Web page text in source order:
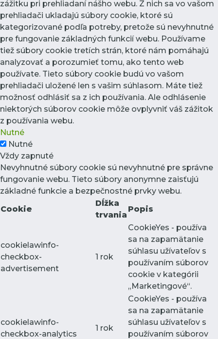
zážitku pri prehliadaní nášho webu. Z nich sa vo vašom
prehliadači ukladajú súbory cookie, ktoré sú
kategorizované podľa potreby, pretože sú nevyhnutné
pre fungovanie základných funkcií webu. Používame
tiež súbory cookie tretích strán, ktoré nám pomáhajú
analyzovať a porozumieť tomu, ako tento web
používate. Tieto súbory cookie budú vo vašom
prehliadači uložené len s vašim súhlasom. Máte tiež
možnosť odhlásiť sa z ich používania. Ale odhlásenie
niektorých súborov cookie môže ovplyvniť váš zážitok
z používania webu.
Nutné
Nutné
Vždy zapnuté
Nevyhnutné súbory cookie sú nevyhnutné pre správne
fungovanie webu. Tieto súbory anonymne zaisťujú
základné funkcie a bezpečnostné prvky webu.
Cookie
Dĺžka
trvania
Popis
cookielawinfo-
checkbox-
advertisement
1 rok
CookieYes - používa
sa na zapamätanie
súhlasu užívateľov s
používaním súborov
cookie v kategórii
„Marketingové“.
cookielawinfo-
checkbox-analytics
1 rok
CookieYes - používa
sa na zapamätanie
súhlasu užívateľov s
používaním súborov